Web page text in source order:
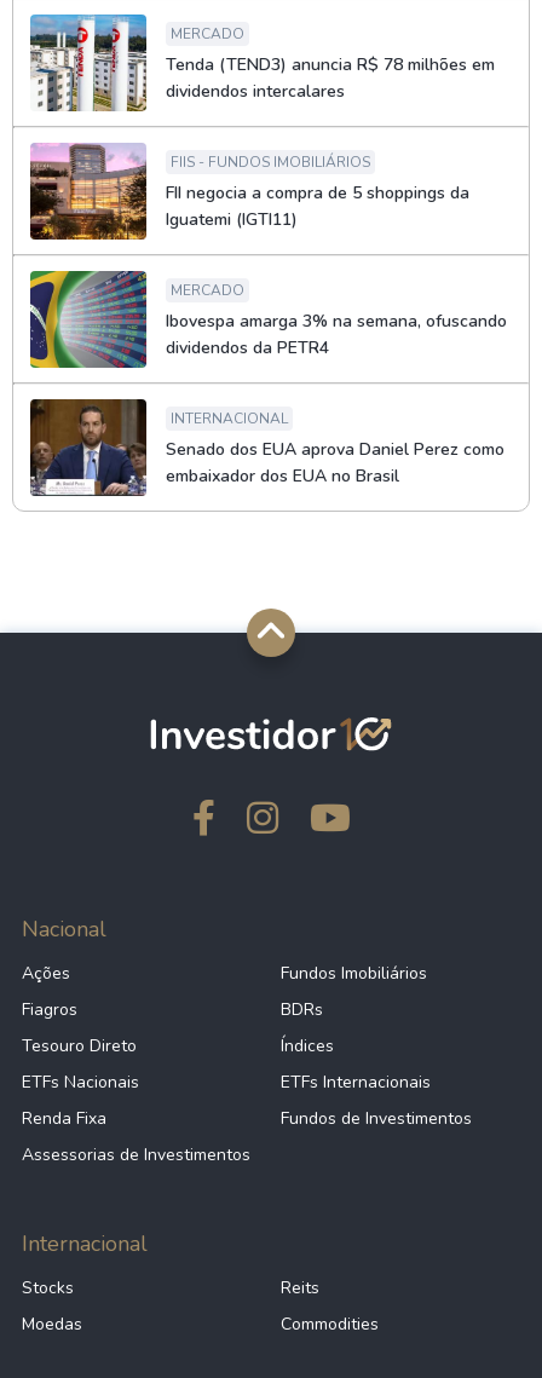
MERCADO
Tenda (TEND3) anuncia R$ 78 milhões em
dividendos intercalares
FIIS - FUNDOS IMOBILIÁRIOS
FII negocia a compra de 5 shoppings da
Iguatemi (IGTI11)
MERCADO
Ibovespa amarga 3% na semana, ofuscando
dividendos da PETR4
INTERNACIONAL
Senado dos EUA aprova Daniel Perez como
embaixador dos EUA no Brasil
Nacional
Ações
Fundos Imobiliários
Fiagros
BDRs
Tesouro Direto
Índices
ETFs Nacionais
ETFs Internacionais
Renda Fixa
Fundos de Investimentos
Assessorias de Investimentos
Internacional
Stocks
Reits
Moedas
Commodities